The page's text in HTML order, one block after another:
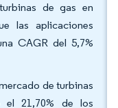
de gas en
las aplicaciones
CAGR del 5,7%
de turbinas
el 21,70% de los